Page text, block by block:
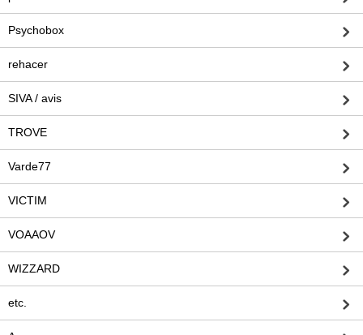
Psychobox
rehacer
SIVA / avis
TROVE
Varde77
VICTIM
VOAAOV
WIZZARD
etc.